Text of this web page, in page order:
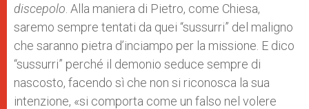
discepolo . Alla maniera di Pietro, come Chiesa,
saremo sempre tentati da quei “sussurri” del maligno
che saranno pietra d’inciampo per la missione. E dico
“sussurri” perché il demonio seduce sempre di
nascosto, facendo sì che non si riconosca la sua
intenzione, «si comporta come un falso nel volere